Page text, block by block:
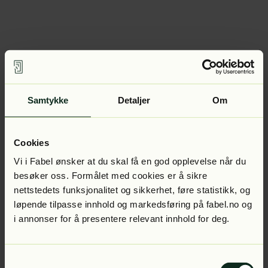
Samtykke Detaljer Om
Cookies
Vi i Fabel ønsker at du skal få en god opplevelse når du
besøker oss. Formålet med cookies er å sikre
nettstedets funksjonalitet og sikkerhet, føre statistikk, og
løpende tilpasse innhold og markedsføring på fabel.no og
i annonser for å presentere relevant innhold for deg.